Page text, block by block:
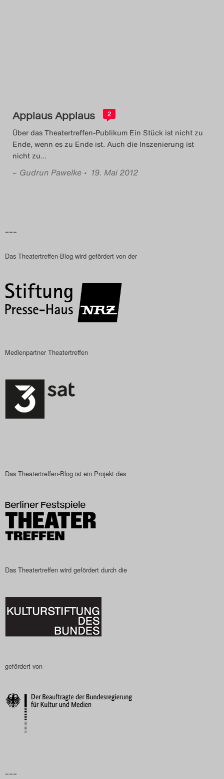
Applaus Applaus 2
Über das Theatertreffen-Publikum Ein Stück ist nicht zu
Ende, wenn es zu Ende ist. Auch die Inszenierung ist
nicht zu…
– Gudrun Pawelke • 19. Mai 2012
–––
Das Theatertreffen-Blog wird gefördert von der
Medienpartner Theatertreffen
Das Theatertreffen-Blog ist ein Projekt des
Das Theatertreffen wird gefördert durch die
gefördert von
–––